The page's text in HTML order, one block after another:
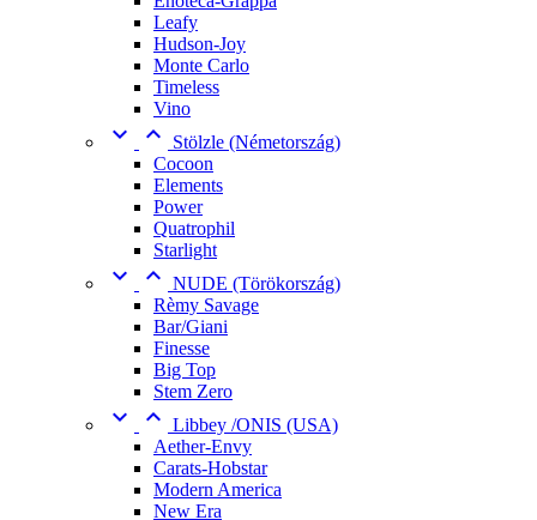
Leafy
Hudson-Joy
Monte Carlo
Timeless
Vino
 
Stölzle (Németország)
Cocoon
Elements
Power
Quatrophil
Starlight
  NUDE (Törökország)
Rèmy Savage
Bar/Giani
Finesse
Big Top
Stem Zero
  Libbey /ONIS (USA)
Aether-Envy
Carats-Hobstar
Modern America
New Era